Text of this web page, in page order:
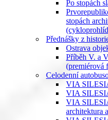
Po stopách
stopách
Přednášky z
Ostrava
Příběh V. a
(premiérová
Celodenní
VIA
VIA
VIA
architektura